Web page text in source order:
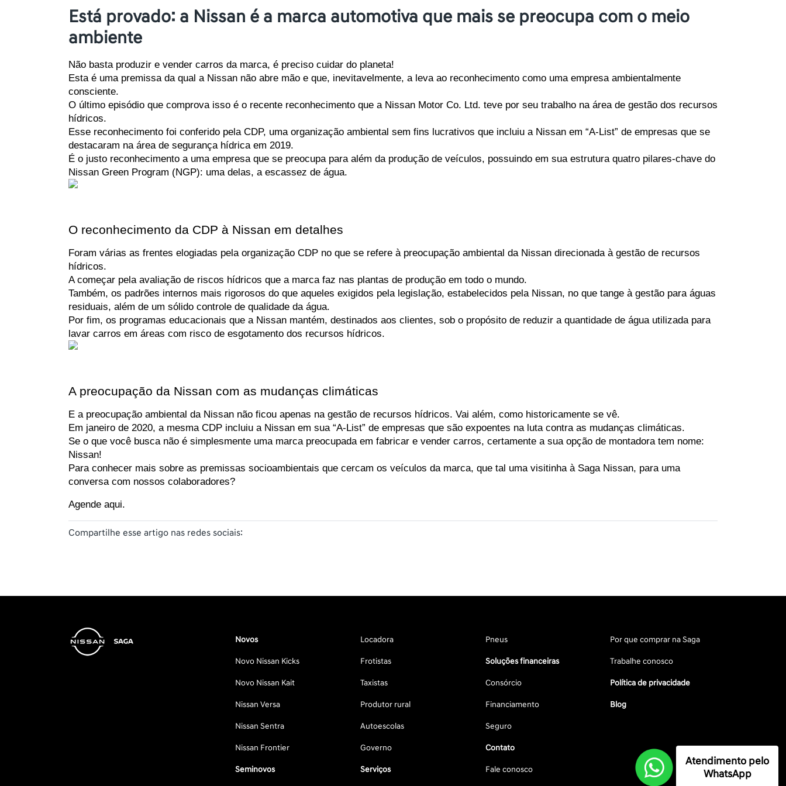
Está provado: a Nissan é a marca automotiva que mais se preocupa com o meio
ambiente
Não basta produzir e vender carros da marca, é preciso cuidar do planeta!
Esta é uma premissa da qual a Nissan não abre mão e que, inevitavelmente, a leva ao reconhecimento como uma empresa ambientalmente
consciente.
O último episódio que comprova isso é o recente reconhecimento que a Nissan Motor Co. Ltd. teve por seu trabalho na área de gestão dos recursos
hídricos.
Esse reconhecimento foi conferido pela CDP, uma organização ambiental sem fins lucrativos que incluiu a Nissan em “A-List” de empresas que se
destacaram na área de segurança hídrica em 2019.
É o justo reconhecimento a uma empresa que se preocupa para além da produção de veículos, possuindo em sua estrutura quatro pilares-chave do
Nissan Green Program (NGP): uma delas, a escassez de água.
O reconhecimento da CDP à Nissan em detalhes
Foram várias as frentes elogiadas pela organização CDP no que se refere à preocupação ambiental da Nissan direcionada à gestão de recursos
hídricos.
A começar pela avaliação de riscos hídricos que a marca faz nas plantas de produção em todo o mundo.
Também, os padrões internos mais rigorosos do que aqueles exigidos pela legislação, estabelecidos pela Nissan, no que tange à gestão para águas
residuais, além de um sólido controle de qualidade da água.
Por fim, os programas educacionais que a Nissan mantém, destinados aos clientes, sob o propósito de reduzir a quantidade de água utilizada para
lavar carros em áreas com risco de esgotamento dos recursos hídricos.
A preocupação da Nissan com as mudanças climáticas
E a preocupação ambiental da Nissan não ficou apenas na gestão de recursos hídricos. Vai além, como historicamente se vê.
Em janeiro de 2020, a mesma CDP incluiu a Nissan em sua “A-List” de empresas que são expoentes na luta contra as mudanças climáticas.
Se o que você busca não é simplesmente uma marca preocupada em fabricar e vender carros, certamente a sua opção de montadora tem nome:
Nissan!
Para conhecer mais sobre as premissas socioambientais que cercam os veículos da marca, que tal uma visitinha à Saga Nissan, para uma
conversa com nossos colaboradores?
Agende aqui.
Compartilhe esse artigo nas redes sociais:
Novos
Novo Nissan Kicks
Novo Nissan Kait
Nissan Versa
Nissan Sentra
Nissan Frontier
Seminovos
Locadora
Frotistas
Taxistas
Produtor rural
Autoescolas
Governo
Serviços
Pneus
Soluções financeiras
Consórcio
Financiamento
Seguro
Contato
Fale conosco
Por que comprar na Saga
Trabalhe conosco
Política de privacidade
Blog
Atendimento pelo
WhatsApp